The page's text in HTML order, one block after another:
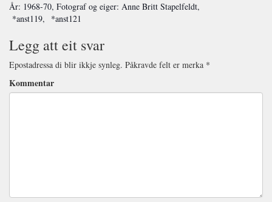
År: 1968-70, Fotograf og eiger: Anne Britt Stapelfeldt,
*anst119, *anst121
Legg att eit svar
Epostadressa di blir ikkje synleg. Påkravde felt er merka *
Kommentar